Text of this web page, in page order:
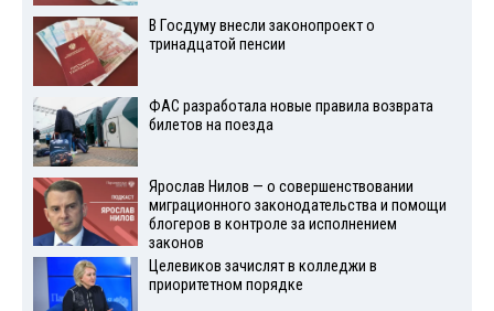
В Госдуму внесли законопроект о
тринадцатой пенсии
ФАС разработала новые правила возврата
билетов на поезда
Ярослав Нилов — о совершенствовании
миграционного законодательства и помощи
блогеров в контроле за исполнением
законов
Целевиков зачислят в колледжи в
приоритетном порядке